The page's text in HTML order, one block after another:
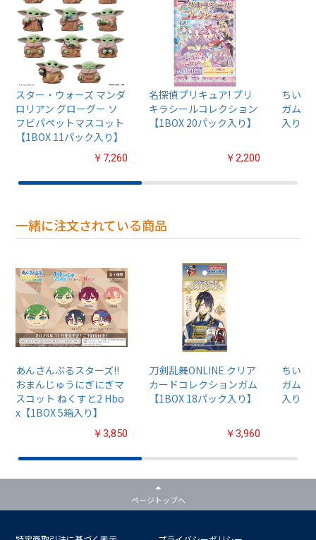
スター・ウォーズ マンダ
ロリアン グローグー ソ
フビパペットマスコット
【1BOX 11パック入り】
￥7,260
名探偵プリキュア! プリ
キラシールコレクション
【1BOX 20パック入り】
￥2,200
ちいか
ガム4
入り】
一緒に注文されている商品
あんさんぶるスターズ!!
おまんじゅうにぎにぎマ
スコット ねくすと2 Hbo
x【1BOX 5箱入り】
￥3,850
刀剣乱舞ONLINE クリア
カードコレクションガム
【1BOX 18パック入り】
￥3,960
ちいか
ガム4
入り】
ページトップへ